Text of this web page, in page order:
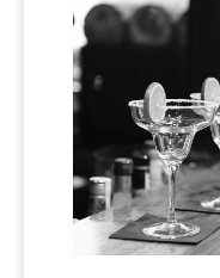
Spanje
Portugal
Zuid-
Afrika